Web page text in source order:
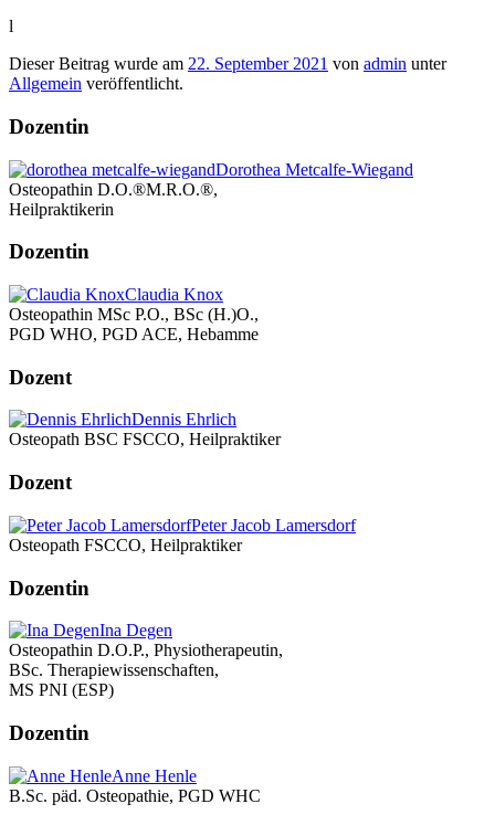
l
Dieser Beitrag wurde am 22. September 2021 von admin unter
Allgemein veröffentlicht.
Dozentin
Dorothea Metcalfe-Wiegand
Osteopathin D.O.®M.R.O.®,
Heilpraktikerin
Dozentin
Claudia Knox
Osteopathin MSc P.O., BSc (H.)O.,
PGD WHO, PGD ACE, Hebamme
Dozent
Dennis Ehrlich
Osteopath BSC FSCCO, Heilpraktiker
Dozent
Peter Jacob Lamersdorf
Osteopath FSCCO, Heilpraktiker
Dozentin
Ina Degen
Osteopathin D.O.P., Physiotherapeutin,
BSc. Therapiewissenschaften,
MS PNI (ESP)
Dozentin
Anne Henle
B.Sc. päd. Osteopathie, PGD WHC